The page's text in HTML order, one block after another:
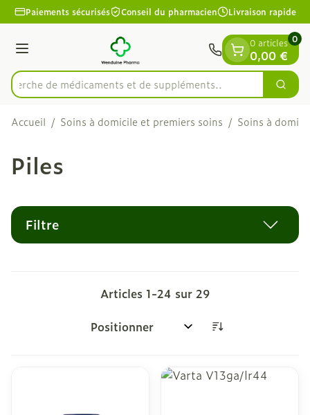
Aller au contenu
1 de 1
Paiements sécurisés Conseil du pharmacien Livraison rapide
Menu
Rechercher
Recherche de médicaments et
0 articles
0,00 €
0
Accueil / Soins à domicile et premiers soins / Soins à
Piles
Filtre
Articles 1-24 sur 29
Trier par: